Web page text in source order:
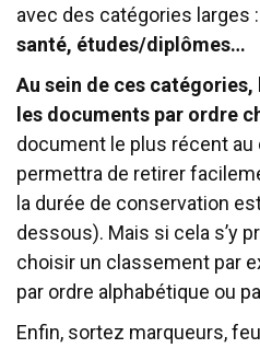
avec des catégories larges :
santé, études/diplômes…
Au sein de ces
les documents par ordre
document le plus récent au
permettra de retirer
la durée de conservation
dessous). Mais si cela s’y
choisir un classement par
par ordre alphabétique ou
Enfin, sortez marqueurs,